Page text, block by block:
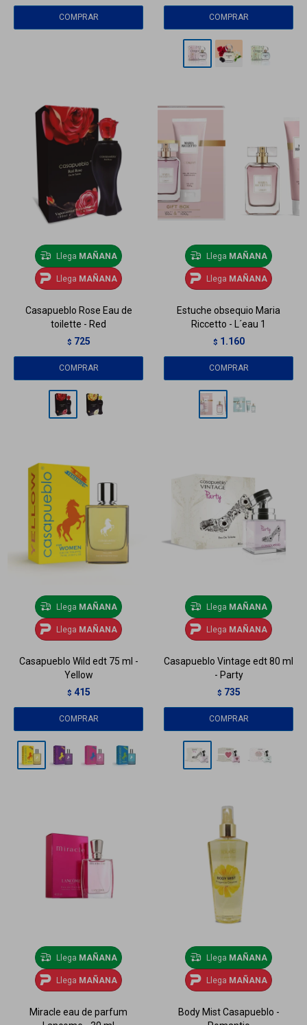
Llega MAÑANA
Llega MAÑANA
Casapueblo Rose Eau de
toilette - Red
$ 725
Llega MAÑANA
Llega MAÑANA
Estuche obsequio Maria
Riccetto - L´eau 1
$ 1.160
Llega MAÑANA
Llega MAÑANA
Casapueblo Wild edt 75 ml -
Yellow
$ 415
Llega MAÑANA
Llega MAÑANA
Casapueblo Vintage edt 80 ml
- Party
$ 735
Llega MAÑANA
Llega MAÑANA
Miracle eau de parfum
Llega MAÑANA
Llega MAÑANA
Body Mist Casapueblo -